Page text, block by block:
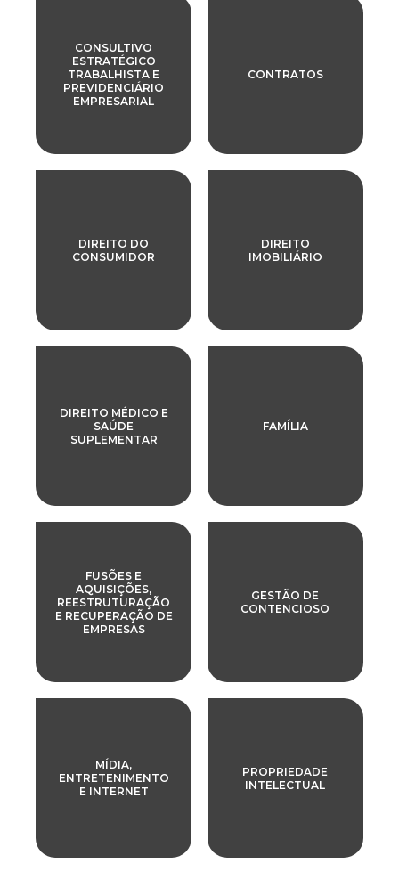
CONSULTIVO
ESTRATÉGICO
TRABALHISTA E
PREVIDENCIÁRIO
EMPRESARIAL
CONTRATOS
DIREITO DO
CONSUMIDOR
DIREITO
IMOBILIÁRIO
DIREITO MÉDICO E
SAÚDE
SUPLEMENTAR
FAMÍLIA
FUSÕES E
AQUISIÇÕES,
REESTRUTURAÇÃO
E RECUPERAÇÃO DE
EMPRESAS
GESTÃO DE
CONTENCIOSO
MÍDIA,
ENTRETENIMENTO
E INTERNET
PROPRIEDADE
INTELECTUAL